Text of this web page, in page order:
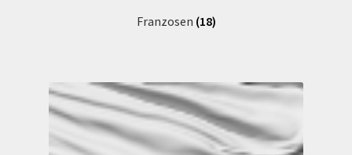
Franzosen (18)